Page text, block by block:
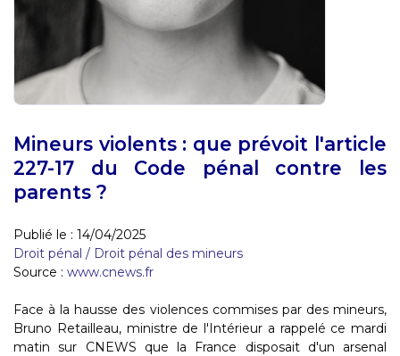
Mineurs violents : que prévoit l'article
227-17 du Code pénal contre les
parents ?
Publié le : 14/04/2025
Droit pénal / Droit pénal des mineurs
Source : www.cnews.fr
Face à la hausse des violences commises par des mineurs,
Bruno Retailleau, ministre de l'Intérieur a rappelé ce mardi
matin sur CNEWS que la France disposait d'un arsenal